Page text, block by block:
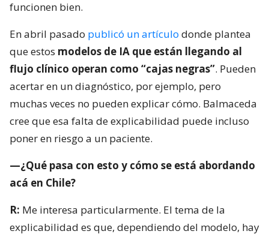
funcionen bien.
En abril pasado publicó un artículo donde plantea
que estos modelos de IA que están llegando al
flujo clínico operan como “cajas negras”. Pueden
acertar en un diagnóstico, por ejemplo, pero
muchas veces no pueden explicar cómo. Balmaceda
cree que esa falta de explicabilidad puede incluso
poner en riesgo a un paciente.
—¿Qué pasa con esto y cómo se está abordando
acá en Chile?
R: Me interesa particularmente. El tema de la
explicabilidad es que, dependiendo del modelo, hay